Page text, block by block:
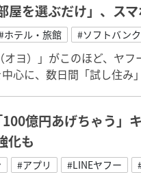
屋を選ぶだけ」、ス
ホテル・旅館 #ソフトバンク
ヨ）」がこのほど、ヤ
心に、数日間「試し住み
億円あげちゃう」
化も
#アプリ #LINEヤフー